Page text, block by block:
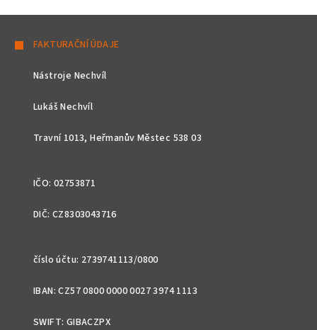
FAKTURAČNÍ ÚDAJE
Nástroje Nechvíl
Lukáš Nechvíl
Travní 1013, Heřmanův Městec 538 03
IČO: 02753871
DIČ: CZ8303043716
číslo účtu: 2739741113/0800
IBAN: CZ57 0800 0000 0027 3974 1113
SWIFT: GIBACZPX